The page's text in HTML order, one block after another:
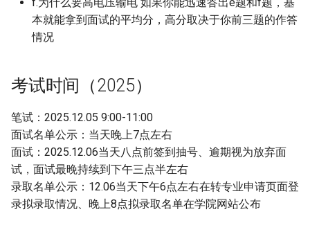
本就能拿到面试的平均分，高分取决于你前三题的作答
情况
考试时间（2025）
笔试：2025.12.05 9:00-11:00
面试名单公示：当天晚上7点左右
面试：2025.12.06当天八点前签到抽号、逾期视为放弃面
试，面试最晚持续到下午三点半左右
录取名单公示：12.06当天下午6点左右在转专业申请页面登
录拟录取情况、晚上8点拟录取名单在学院网站公布